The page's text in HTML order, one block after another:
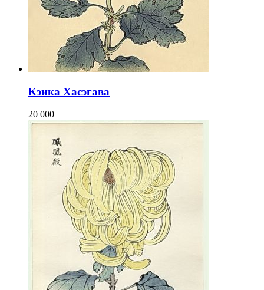
Кэика Хасэгава
20 000